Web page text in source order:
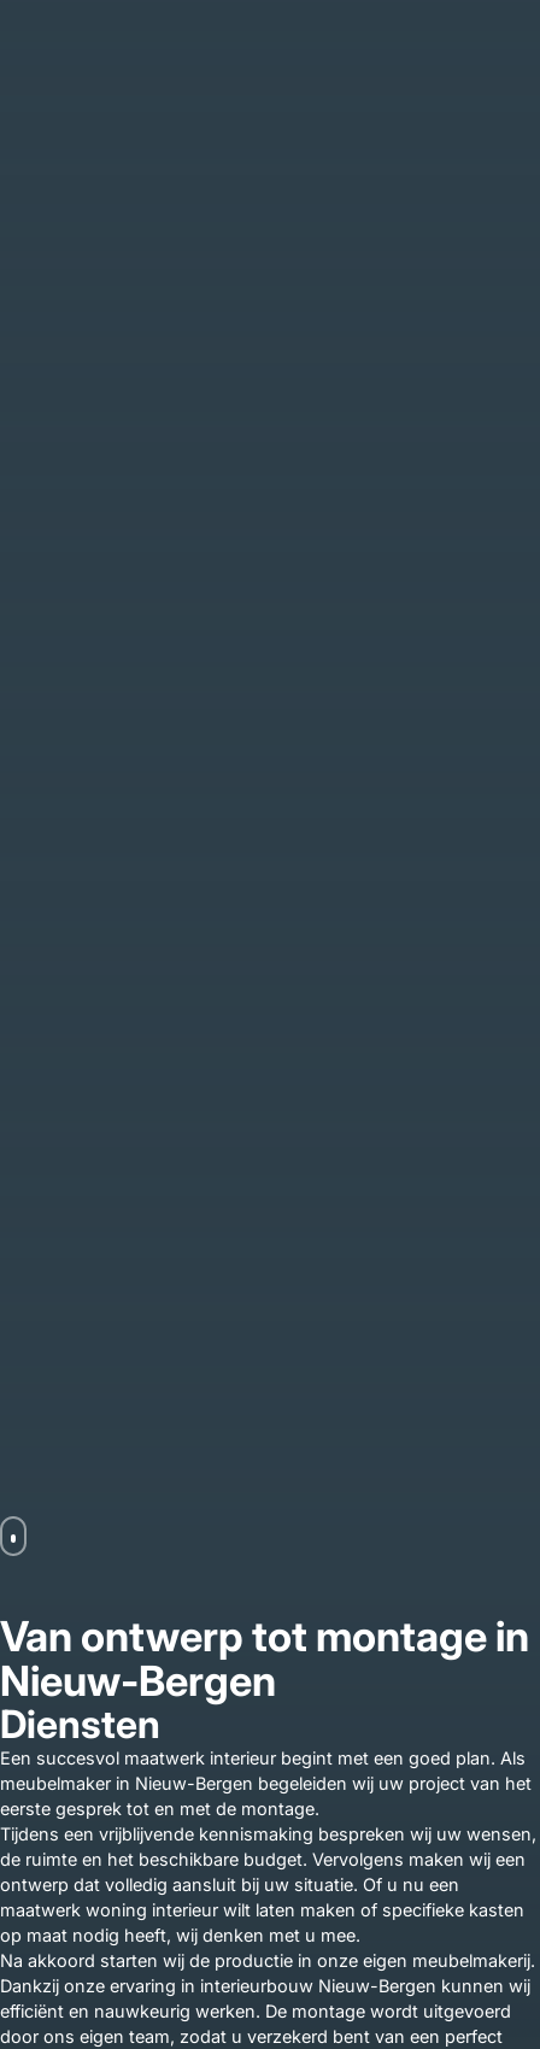
Van ontwerp tot montage in
Nieuw-Bergen
Diensten
Een succesvol maatwerk interieur begint met een goed plan. Als
meubelmaker in Nieuw-Bergen begeleiden wij uw project van het
eerste gesprek tot en met de montage.
Tijdens een vrijblijvende kennismaking bespreken wij uw wensen,
de ruimte en het beschikbare budget. Vervolgens maken wij een
ontwerp dat volledig aansluit bij uw situatie. Of u nu een
maatwerk woning interieur wilt laten maken of specifieke kasten
op maat nodig heeft, wij denken met u mee.
Na akkoord starten wij de productie in onze eigen meubelmakerij.
Dankzij onze ervaring in interieurbouw Nieuw-Bergen kunnen wij
efficiënt en nauwkeurig werken. De montage wordt uitgevoerd
door ons eigen team, zodat u verzekerd bent van een perfect